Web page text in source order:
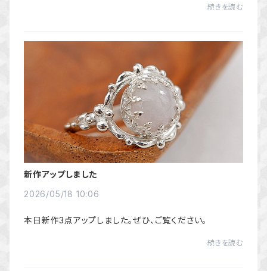
続きを読む
新作アップしました
2026/05/18 10:06
本日新作3点アップしました。ぜひ、ご覧ください。
続きを読む